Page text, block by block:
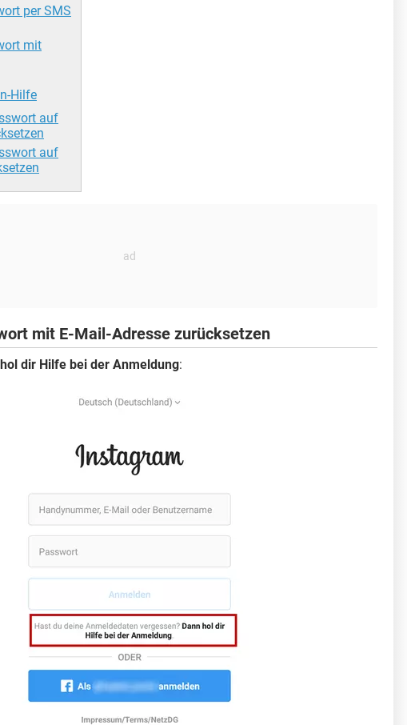
per SMS
mit
Hilfe
auf
auf
mit E-Mail-Adresse zurücksetzen
dir Hilfe bei der Anmeldung: